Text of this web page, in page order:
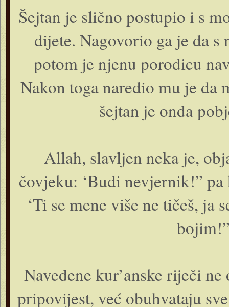
Šejtan je slično postupio i s
dijete. Nagovorio ga je da
potom je njenu porodicu
Nakon toga naredio mu je da
šejtan je onda
Allah, slavljen neka je,
čovjeku: ‘Budi nevjernik!”
‘Ti se mene više ne tičeš, ja
Navedene kur’anske riječi
pripovijest, već obuhvataju